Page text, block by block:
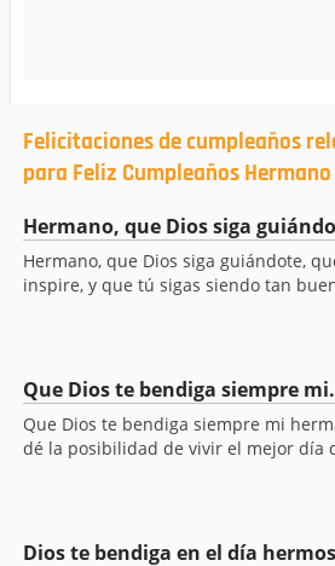
Felicitaciones de cumpleaños
para Feliz Cumpleaños
Hermano, que Dios siga
Hermano, que Dios siga guiándote,
inspire, y que tú sigas siendo tan
Que Dios te bendiga siempre
Que Dios te bendiga siempre mi
dé la posibilidad de vivir el mejor día
Dios te bendiga en el día